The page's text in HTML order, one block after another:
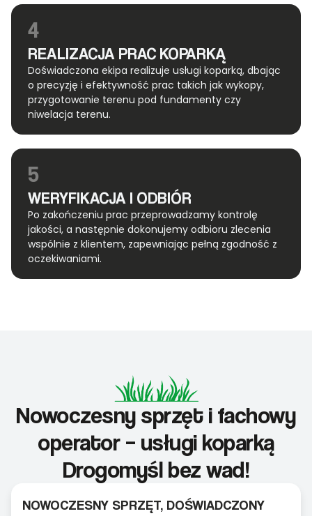
4
REALIZACJA PRAC KOPARKĄ
Doświadczona ekipa realizuje usługi koparką, dbając
o precyzję i efektywność prac takich jak wykopy,
przygotowanie terenu pod fundamenty czy
niwelacja terenu.
5
WERYFIKACJA I ODBIÓR
Po zakończeniu prac przeprowadzamy kontrolę
jakości, a następnie dokonujemy odbioru zlecenia
wspólnie z klientem, zapewniając pełną zgodność z
oczekiwaniami.
Nowoczesny sprzęt i fachowy
operator – usługi koparką
Drogomyśl bez wad!
NOWOCZESNY SPRZĘT, DOŚWIADCZONY